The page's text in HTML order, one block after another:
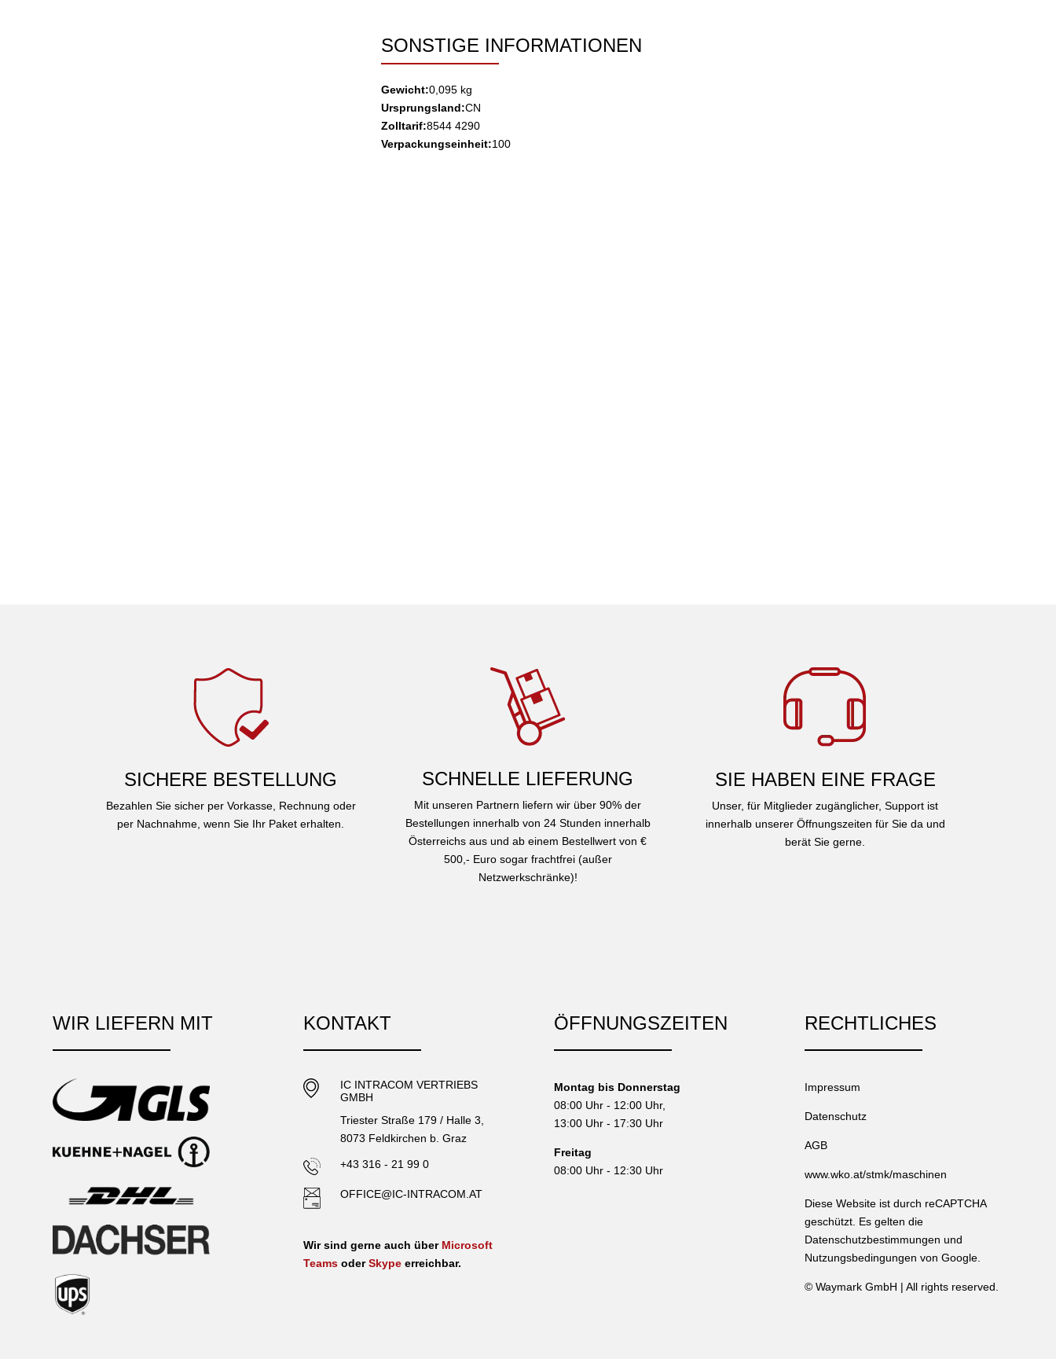
SONSTIGE INFORMATIONEN
Gewicht:0,095 kg
Ursprungsland:CN
Zolltarif:8544 4290
Verpackungseinheit:100
SICHERE BESTELLUNG
Bezahlen Sie sicher per Vorkasse, Rechnung oder
per Nachnahme, wenn Sie Ihr Paket erhalten.
SCHNELLE LIEFERUNG
Mit unseren Partnern liefern wir über 90% der
Bestellungen innerhalb von 24 Stunden innerhalb
Österreichs aus und ab einem Bestellwert von €
500,- Euro sogar frachtfrei (außer
Netzwerkschränke)!
SIE HABEN EINE FRAGE
Unser, für Mitglieder zugänglicher, Support ist
innerhalb unserer Öffnungszeiten für Sie da und
berät Sie gerne.
WIR LIEFERN MIT KONTAKT
IC INTRACOM VERTRIEBS
GMBH
Triester Straße 179 / Halle 3,
8073 Feldkirchen b. Graz
+43 316 - 21 99 0
OFFICE@IC-INTRACOM.AT
Wir sind gerne auch über Microsoft
Teams oderSkype erreichbar.
ÖFFNUNGSZEITEN
Montag bis Donnerstag
08:00 Uhr - 12:00 Uhr,
13:00 Uhr - 17:30 Uhr
Freitag
08:00 Uhr - 12:30 Uhr
RECHTLICHES
Impressum
Datenschutz
AGB
www.wko.at/stmk/maschinen
Diese Website ist durch reCAPTCHA
geschützt. Es gelten die
Datenschutzbestimmungen und
Nutzungsbedingungen von Google.
©Waymark GmbH | All rights reserved.